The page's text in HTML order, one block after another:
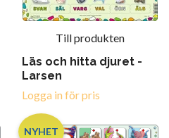
Till produkten
Läs och hitta djuret -
Larsen
Logga in för pris
NYHET